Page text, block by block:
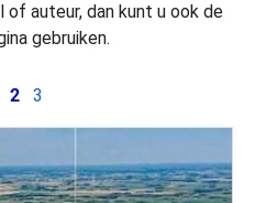
auteur, dan kunt u ook de
gebruiken.
2 3